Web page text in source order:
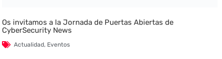
Os invitamos a la Jornada de Puertas Abiertas de
CyberSecurity News
Actualidad, Eventos